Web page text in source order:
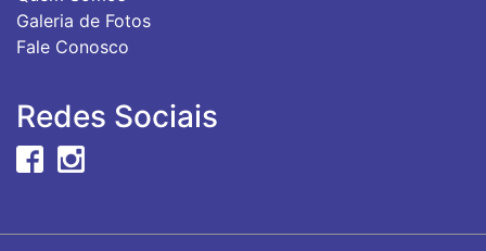
Galeria de Fotos
Fale Conosco
Redes Sociais